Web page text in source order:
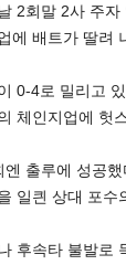
2회말 2사 주
에 배트가 딸려
0-4로 밀리고
체인지업에 헛
엔 출루에 성공
일킌 상대 포수
후속타 불발로